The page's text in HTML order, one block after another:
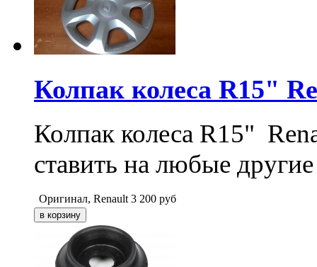
Колпак колеса R15"
Колпак колеса R15"
ставить на любые
Оригинал, Renault 3 200 руб